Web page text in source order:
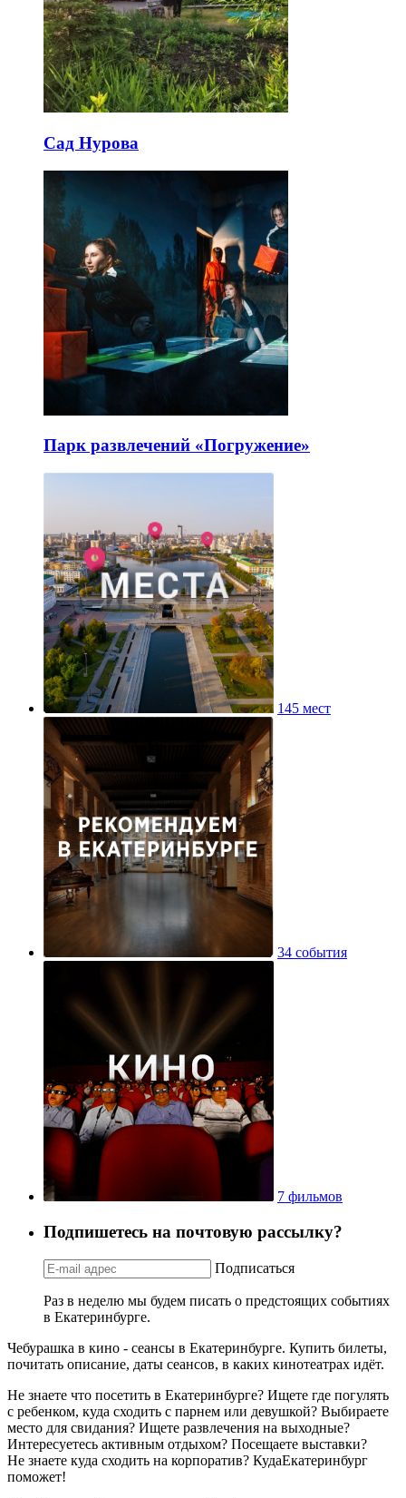
Сад Нурова
Парк развлечений «Погружение»
145 мест
34 события
7 фильмов
Подпишетесь на почтовую рассылку?
Подписаться
Раз в неделю мы будем писать о предстоящих событиях
в Екатеринбурге.
Чебурашка в кино - сеансы в Екатеринбурге. Купить билеты,
почитать описание, даты сеансов, в каких кинотеатрах идёт.
Не знаете что посетить в Екатеринбурге? Ищете где погулять
с ребенком, куда сходить с парнем или девушкой? Выбираете
место для свидания? Ищете развлечения на выходные?
Интересуетесь активным отдыхом? Посещаете выставки?
Не знаете куда сходить на корпоратив? КудаЕкатеринбург
поможет!